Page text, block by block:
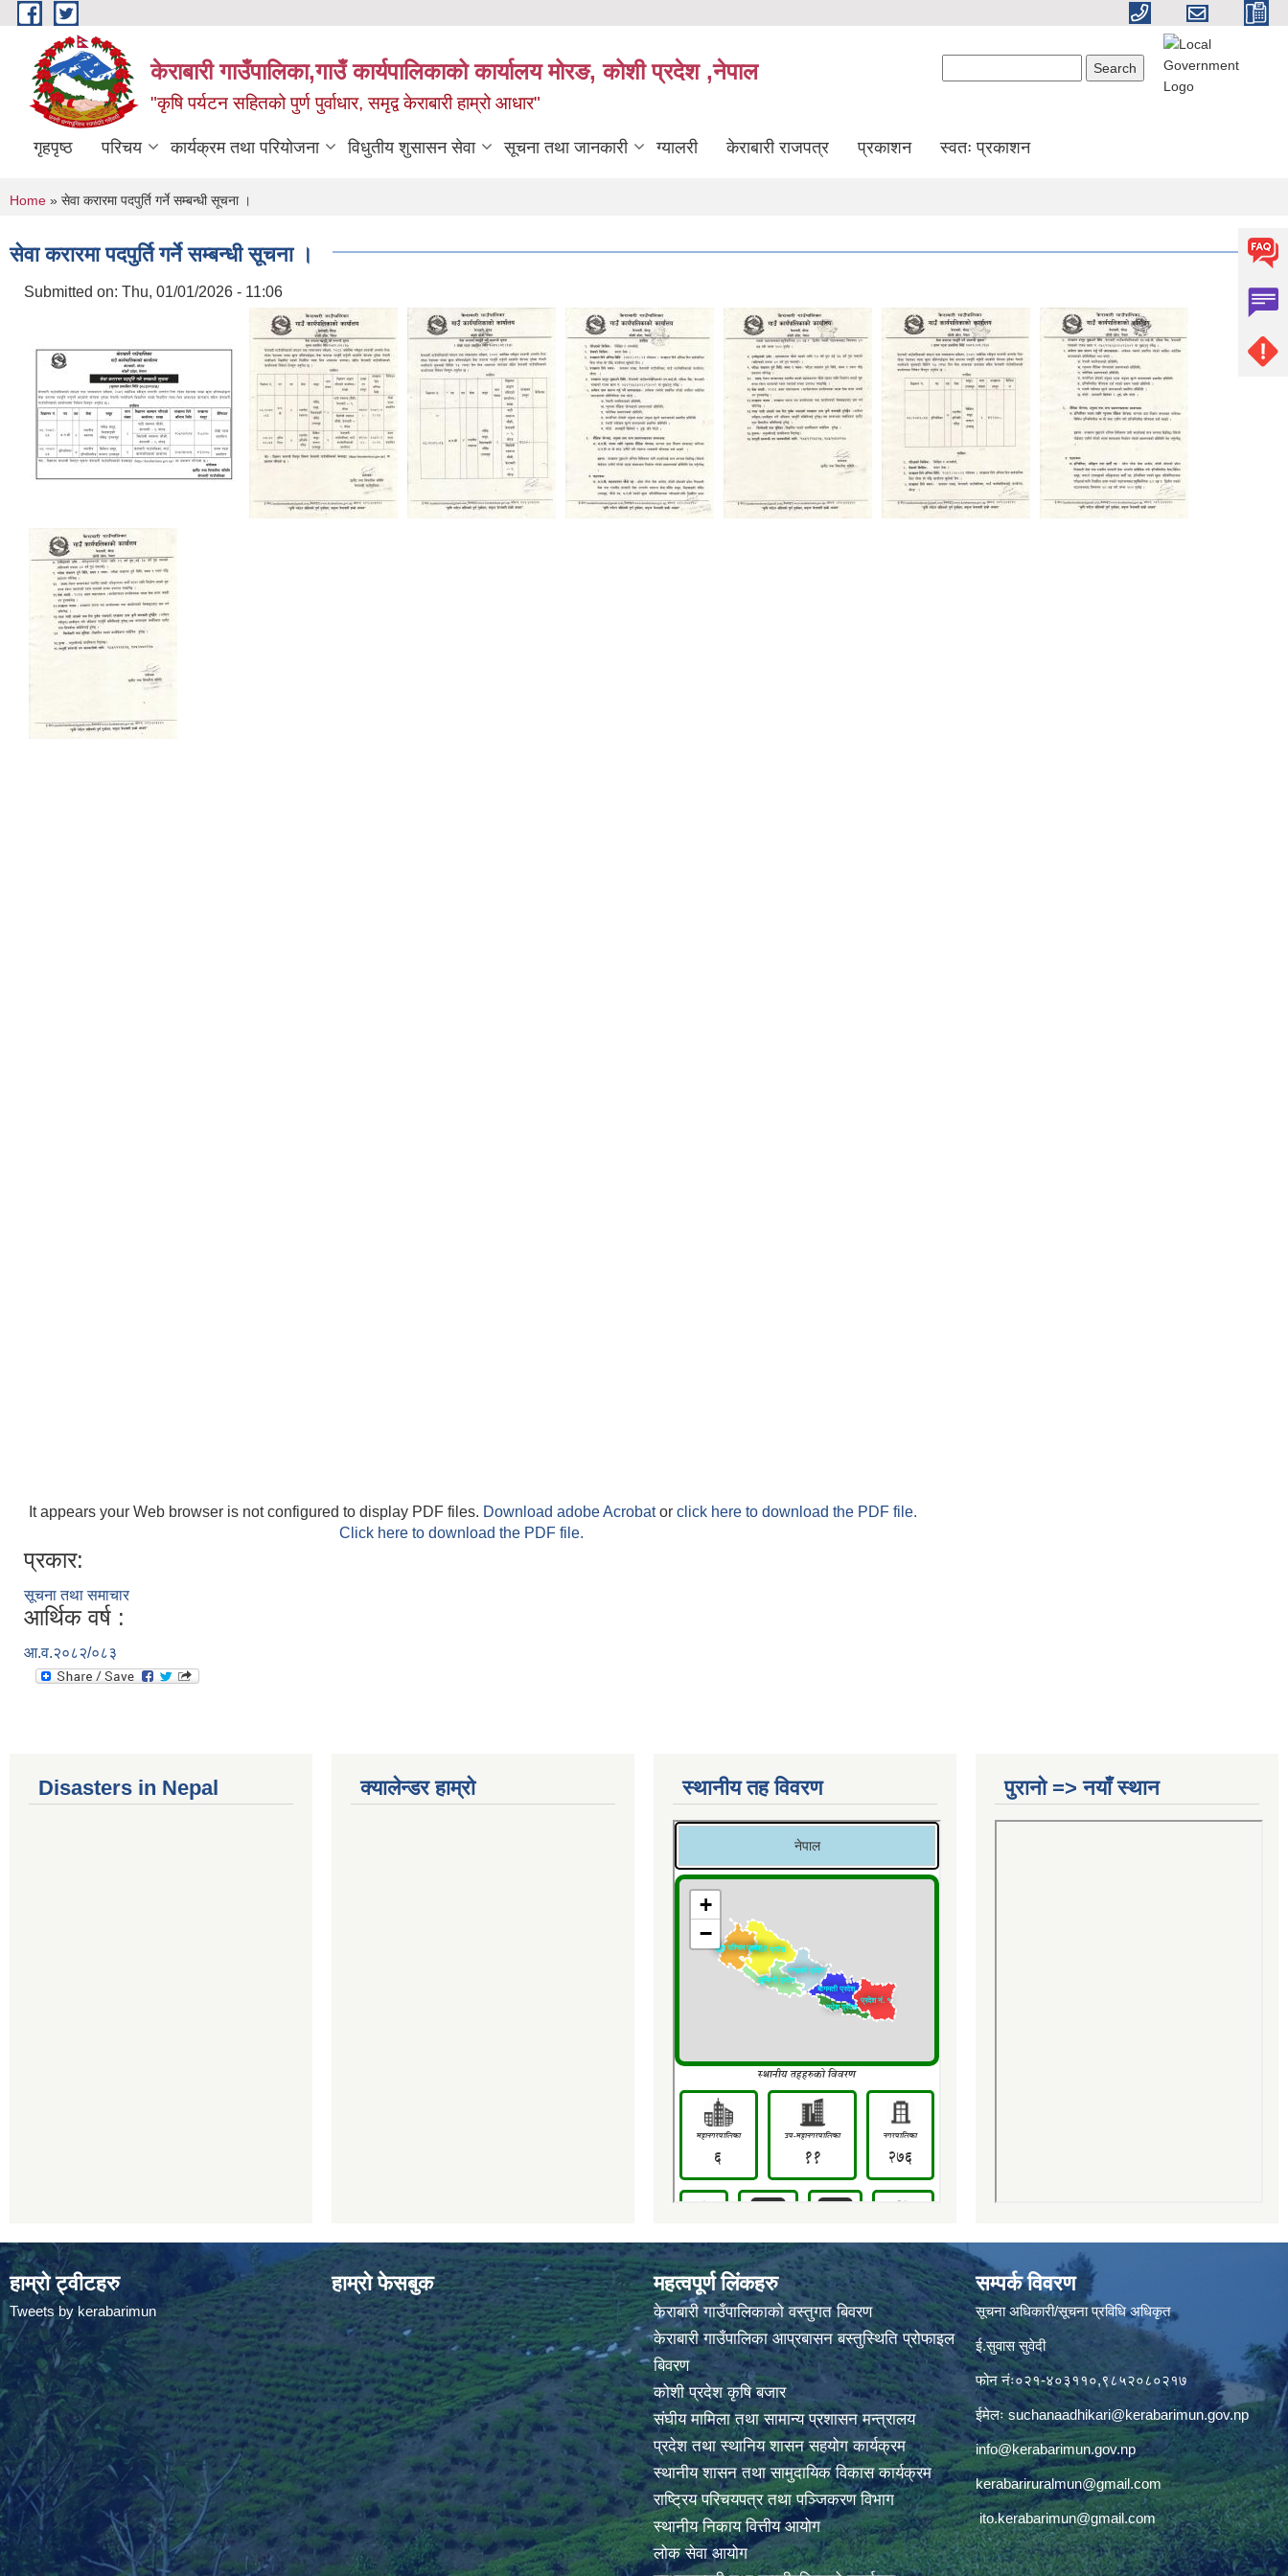
Skip to main content
केराबारी गाउँपालिका,गाउँ कार्यपालिकाको कार्यालय मोरङ, कोशी प्रदेश ,नेपाल
"कृषि पर्यटन सहितको पुर्ण पुर्वाधार, समृद्व केराबारी हाम्रो आधार"
गृहपृष्ठ परिचय कार्यक्रम तथा परियोजना विधुतीय शुसासन सेवा सूचना तथा जानकारी ग्यालरी केराबारी राजपत्र प्रकाशन स्वतः प्रकाशन
You are here
Home » सेवा करारमा पदपुर्ति गर्ने सम्बन्धी सूचना ।
सेवा करारमा पदपुर्ति गर्ने सम्बन्धी सूचना ।
Submitted on: Thu, 01/01/2026 - 11:06
It appears your Web browser is not configured to display PDF files. Download adobe Acrobator click here to download the PDF file.
Click here to download the PDF file.
प्रकार:
सूचना तथा समाचार
आर्थिक वर्ष :
आ.व.२०८२/०८३
Disasters in Nepal क्यालेन्डर हाम्रो स्थानीय तह विवरण पुरानो => नयाँ स्थान
हाम्रो ट्वीटहरु
Tweets by kerabarimun
हाम्रो फेसबुक महत्वपूर्ण लिंकहरु
केराबारी गाउँपालिकाको वस्तुगत बिवरण
केराबारी गाउँपालिका आप्रबासन बस्तुस्थिति प्रोफाइल
बिवरण
कोशी प्रदेश कृषि बजार
संघीय मामिला तथा सामान्य प्रशासन मन्त्रालय
प्रदेश तथा स्थानिय शासन सहयोग कार्यक्रम
स्थानीय शासन तथा सामुदायिक विकास कार्यक्रम
राष्ट्रिय परिचयपत्र तथा पञ्जिकरण विभाग
स्थानीय निकाय वित्तीय आयोग
लोक सेवा आयोग
सम्पर्क विवरण
सूचना अधिकारी/सूचना प्रविधि अधिकृत
ई.सुवास सुवेदी
फोन नंः०२१-४०३११०,९८५२०८०२१७
ईमेलःsuchanaadhikari@kerabarimun.gov.np
info@kerabarimun.gov.np
kerabariruralmun@gmail.com
ito.kerabarimun@gmail.com